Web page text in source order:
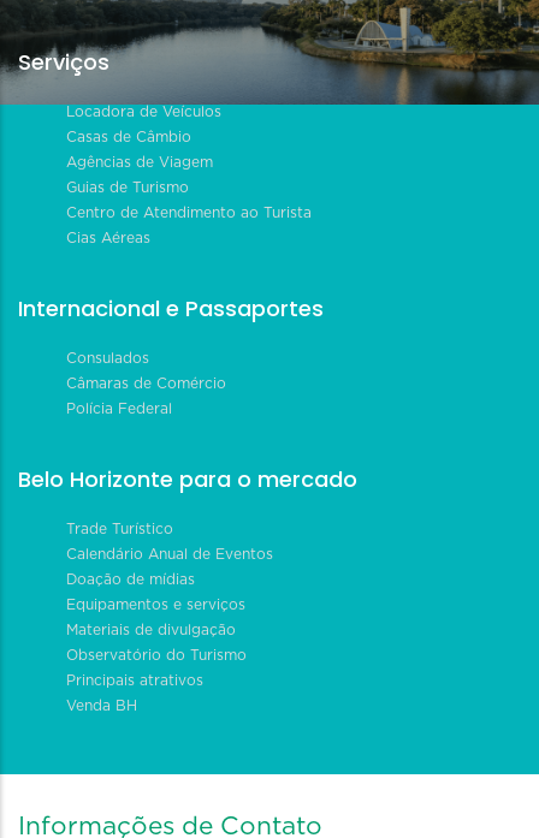
Serviços
Locadora de Veículos
Casas de Câmbio
Agências de Viagem
Guias de Turismo
Centro de Atendimento ao Turista
Cias Aéreas
Internacional e Passaportes
Consulados
Câmaras de Comércio
Polícia Federal
Belo Horizonte para o mercado
Trade Turístico
Calendário Anual de Eventos
Doação de mídias
Equipamentos e serviços
Materiais de divulgação
Observatório do Turismo
Principais atrativos
Venda BH
Informações de Contato